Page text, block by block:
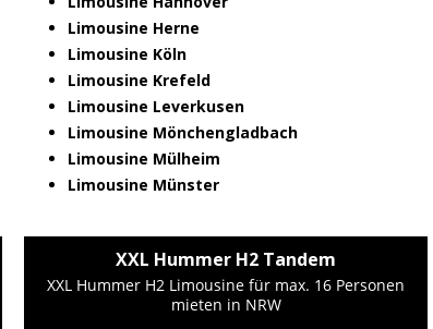
Limousine Herne
Limousine Köln
Limousine Krefeld
Limousine Leverkusen
Limousine Mönchengladbach
Limousine Mülheim
Limousine Münster
XXL Hummer H2 Tandem
XXL Hummer H2 Limousine für max. 16 Personen
mieten in NRW